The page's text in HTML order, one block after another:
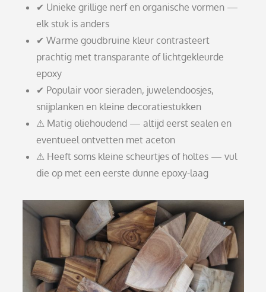
✔ Unieke grillige nerf en organische vormen —
elk stuk is anders
✔ Warme goudbruine kleur contrasteert
prachtig met transparante of lichtgekleurde
epoxy
✔ Populair voor sieraden, juwelendoosjes,
snijplanken en kleine decoratiestukken
⚠ Matig oliehoudend — altijd eerst sealen en
eventueel ontvetten met aceton
⚠ Heeft soms kleine scheurtjes of holtes — vul
die op met een eerste dunne epoxy-laag